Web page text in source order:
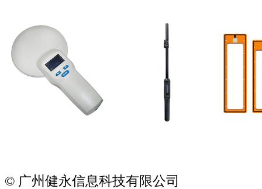
© 广州健永信息科技有限公司